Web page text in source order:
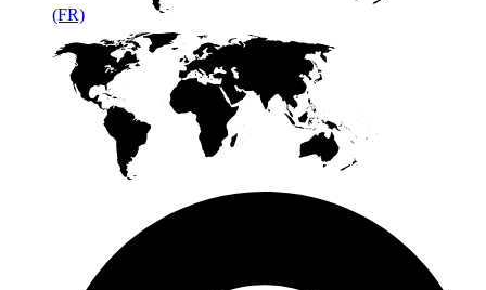
(FR)